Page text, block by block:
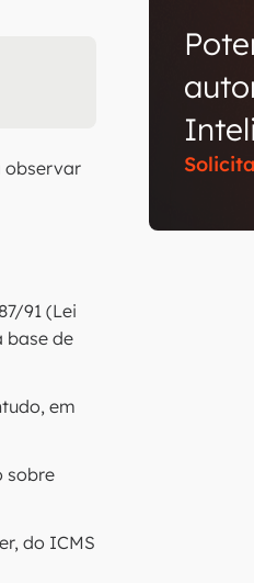
observar
91 (Lei
base de
em
sobre
do ICMS